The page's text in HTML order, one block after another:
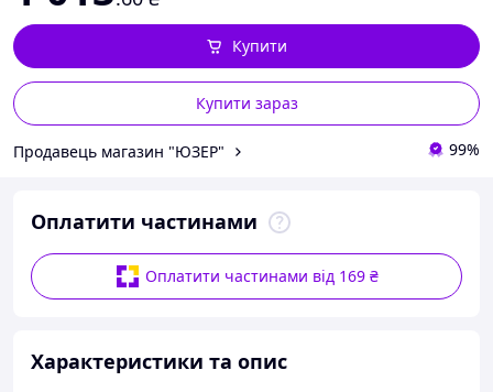
Купити зараз
Купити
Продавець магазин "ЮЗЕР" 99%
Оплатити частинами
Оплатити частинами від 169 ₴
Характеристики та опис